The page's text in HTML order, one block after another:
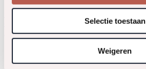
Selectie toestaan
Weigeren
crediteuren@rechtstaete.nl
Neem contact op